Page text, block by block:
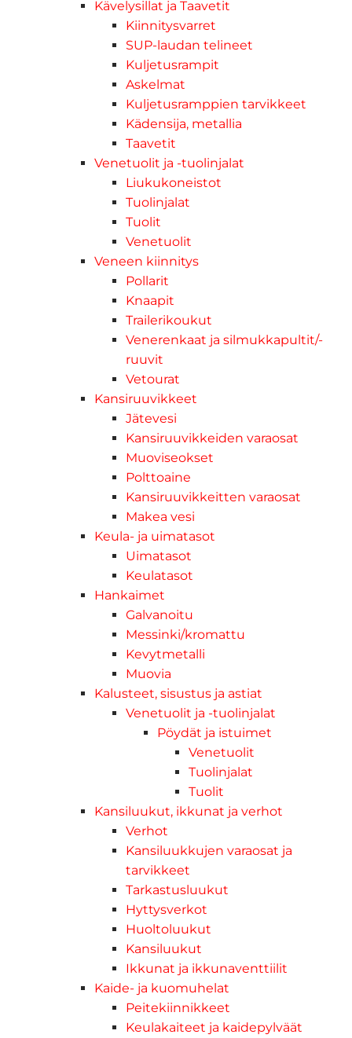
Kävelysillat ja Taavetit
Kiinnitysvarret
SUP-laudan telineet
Kuljetusrampit
Askelmat
Kuljetusramppien tarvikkeet
Kädensija, metallia
Taavetit
Venetuolit ja -tuolinjalat
Liukukoneistot
Tuolinjalat
Tuolit
Venetuolit
Veneen kiinnitys
Pollarit
Knaapit
Trailerikoukut
Venerenkaat ja silmukkapultit/-
ruuvit
Vetourat
Kansiruuvikkeet
Jätevesi
Kansiruuvikkeiden varaosat
Muoviseokset
Polttoaine
Kansiruuvikkeitten varaosat
Makea vesi
Keula- ja uimatasot
Uimatasot
Keulatasot
Hankaimet
Galvanoitu
Messinki/kromattu
Kevytmetalli
Muovia
Kalusteet, sisustus ja astiat
Venetuolit ja -tuolinjalat
Pöydät ja istuimet
Venetuolit
Tuolinjalat
Tuolit
Kansiluukut, ikkunat ja verhot
Verhot
Kansiluukkujen varaosat ja
tarvikkeet
Tarkastusluukut
Hyttysverkot
Huoltoluukut
Kansiluukut
Ikkunat ja ikkunaventtiilit
Kaide- ja kuomuhelat
Peitekiinnikkeet
Keulakaiteet ja kaidepylväät